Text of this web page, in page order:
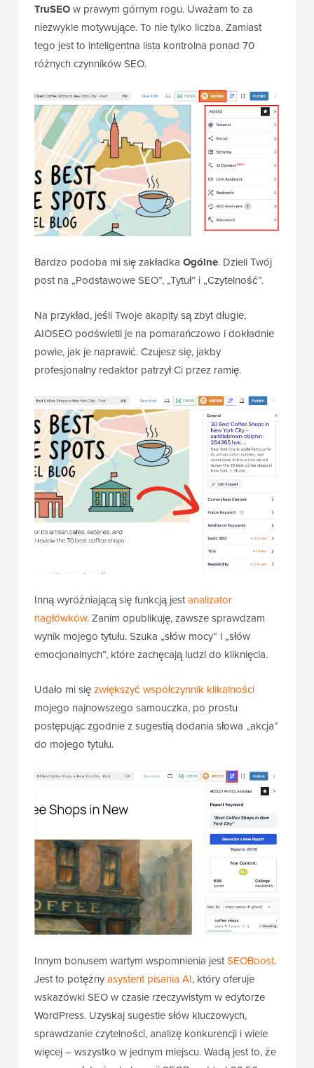
TruSEOw prawym górnym rogu. Uważam to za
niezwykle motywujące. To nie tylko liczba. Zamiast
tego jest to inteligentna lista kontrolna ponad 70
różnych czynników SEO.
Bardzo podoba mi się zakładka Ogólne. Dzieli Twój
post na „Podstawowe SEO”, „Tytuł” i „Czytelność”.
Na przykład, jeśli Twoje akapity są zbyt długie,
AIOSEO podświetli je na pomarańczowo i dokładnie
powie, jak je naprawić. Czujesz się, jakby
profesjonalny redaktor patrzył Ci przez ramię.
Inną wyróżniającą się funkcją jestanalizator
nagłówków. Zanim opublikuję, zawsze sprawdzam
wynik mojego tytułu. Szuka „słów mocy” i „słów
emocjonalnych”, które zachęcają ludzi do kliknięcia.
Udało mi sięzwiększyć współczynnik klikalności
mojego najnowszego samouczka, po prostu
postępując zgodnie z sugestią dodania słowa „akcja”
do mojego tytułu.
Innym bonusem wartym wspomnienia jestSEOBoost.
Jest to potężnyasystent pisania AI, który oferuje
wskazówki SEO w czasie rzeczywistym w edytorze
WordPress. Uzyskaj sugestie słów kluczowych,
sprawdzanie czytelności, analizę konkurencji i wiele
więcej – wszystko w jednym miejscu. Wadą jest to, że